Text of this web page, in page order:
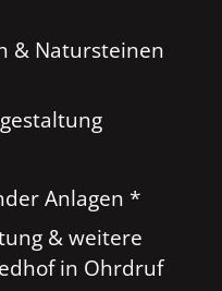
& Natursteinen
Anlagen *
& weitere
in Ohrdruf